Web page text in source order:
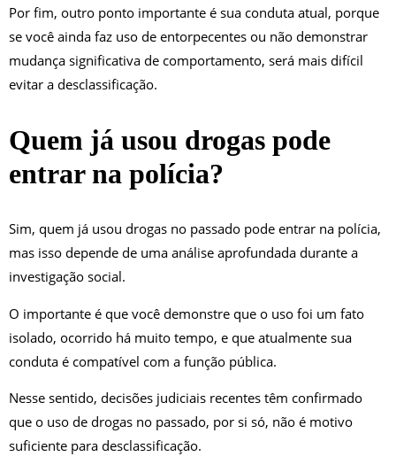
Por fim, outro ponto importante é sua conduta atual, porque
se você ainda faz uso de entorpecentes ou não demonstrar
mudança significativa de comportamento, será mais difícil
evitar a desclassificação.
Quem já usou drogas pode
entrar na polícia?
Sim, quem já usou drogas no passado pode entrar na polícia,
mas isso depende de uma análise aprofundada durante a
investigação social.
O importante é que você demonstre que o uso foi um fato
isolado, ocorrido há muito tempo, e que atualmente sua
conduta é compatível com a função pública.
Nesse sentido, decisões judiciais recentes têm confirmado
que o uso de drogas no passado, por si só, não é motivo
suficiente para desclassificação.